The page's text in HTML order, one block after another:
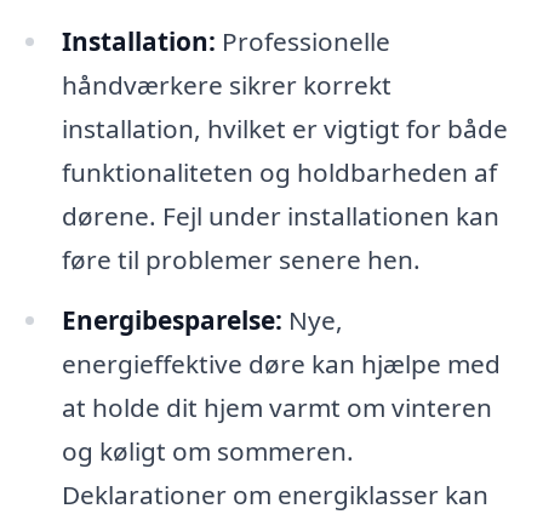
Installation: Professionelle
håndværkere sikrer korrekt
installation, hvilket er vigtigt for både
funktionaliteten og holdbarheden af
dørene. Fejl under installationen kan
føre til problemer senere hen.
Energibesparelse: Nye,
energieffektive døre kan hjælpe med
at holde dit hjem varmt om vinteren
og køligt om sommeren.
Deklarationer om energiklasser kan